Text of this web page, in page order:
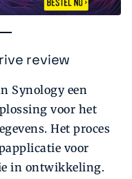
review
Synology een
voor het
Het proces
voor
in ontwikkeling.